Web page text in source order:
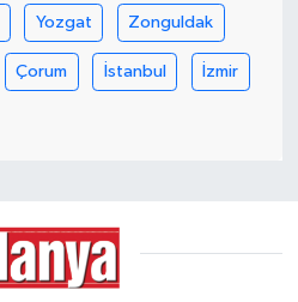
Yozgat Zonguldak
Çorum İstanbul İzmir